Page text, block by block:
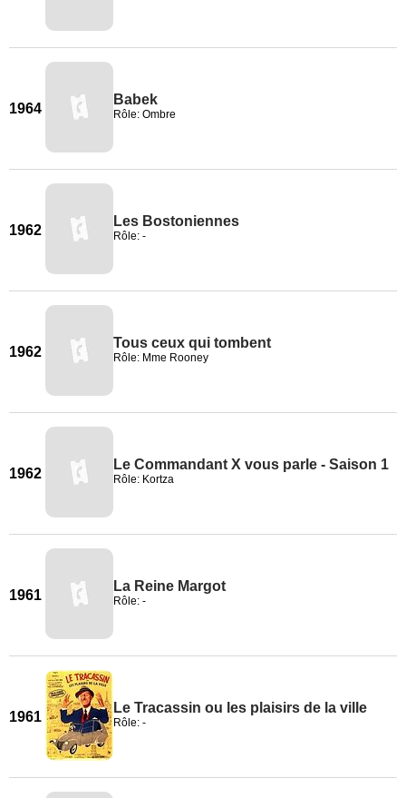
1964
Babek
Rôle: Ombre
1962
Les Bostoniennes
Rôle: -
1962
Tous ceux qui tombent
Rôle: Mme Rooney
1962
Le Commandant X vous parle - Saison 1
Rôle: Kortza
1961
La Reine Margot
Rôle: -
1961
Le Tracassin ou les plaisirs de la ville
Rôle: -